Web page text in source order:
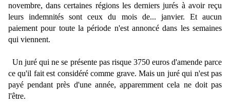
novembre, dans certaines régions les derniers jurés à avoir reçu
leurs indemnités sont ceux du mois de... janvier. Et aucun
paiement pour toute la période n'est annoncé dans les semaines
qui viennent.
Un juré qui ne se présente pas risque 3750 euros d'amende parce
ce qu'il fait est considéré comme grave. Mais un juré qui n'est pas
payé pendant près d'une année, apparemment cela ne doit pas
l'être.